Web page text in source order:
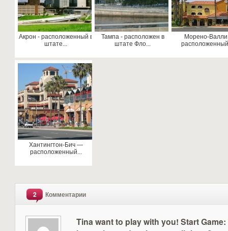
Акрон - расположенный в
штате...
Тампа - расположен в
штате Фло...
Морено-
Хантингтон-Бич —
расположенный...
2 Комментарии
Tina want to play with you! Start Game: